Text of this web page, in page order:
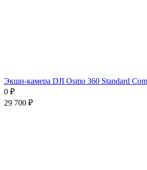
Экшн-камера DJI Osmo 360 Standard
0 ₽
29 700 ₽